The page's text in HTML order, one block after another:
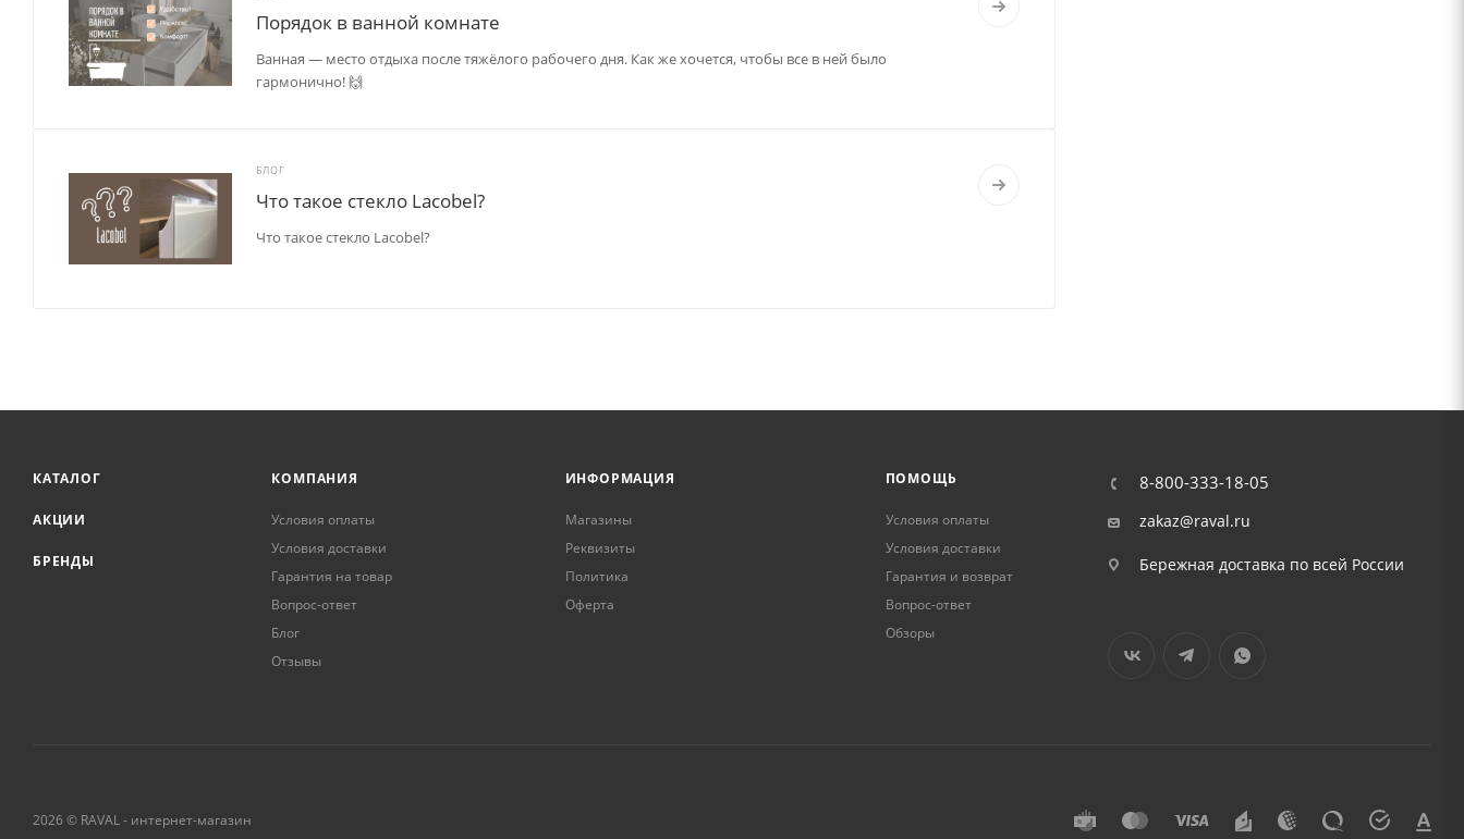
Порядок в ванной комнате
Ванная — место отдыха после тяжёлого рабочего дня. Как же хочется, чтобы все в ней было
гармонично! 🙌
БЛОГ
Что такое стекло Lacobel?
Что такое стекло Lacobel?
КАТАЛОГ
АКЦИИ
БРЕНДЫ
КОМПАНИЯ
Условия оплаты
Условия доставки
Гарантия на товар
Вопрос-ответ
Блог
Отзывы
ИНФОРМАЦИЯ
Магазины
Реквизиты
Политика
Оферта
ПОМОЩЬ
Условия оплаты
Условия доставки
Гарантия и возврат
Вопрос-ответ
Обзоры
8-800-333-18-05
zakaz@raval.ru
Бережная доставка по всей России
2026 © RAVAL - интернет-магазин